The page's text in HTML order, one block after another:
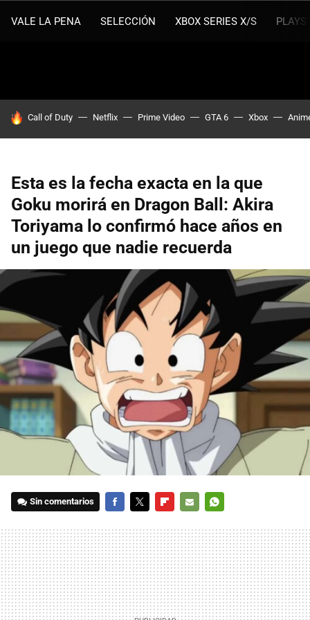
VALE LA PENA SELECCIÓN XBOX SERIES X/S
HOY SE HABLA DE
Call of Duty Netflix Prime Video GTA 6 Xbox
Esta es la fecha exacta en la que
Goku morirá en Dragon Ball: Akira
Toriyama lo confirmó hace años en
un juego que nadie recuerda
Sin comentarios
MAIL